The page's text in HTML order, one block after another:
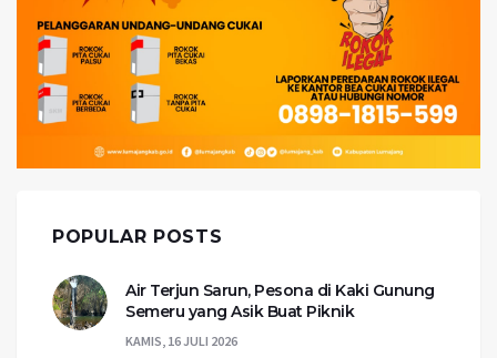
POPULAR POSTS
Air Terjun Sarun, Pesona di Kaki Gunung
Semeru yang Asik Buat Piknik
KAMIS, 16 JULI 2026